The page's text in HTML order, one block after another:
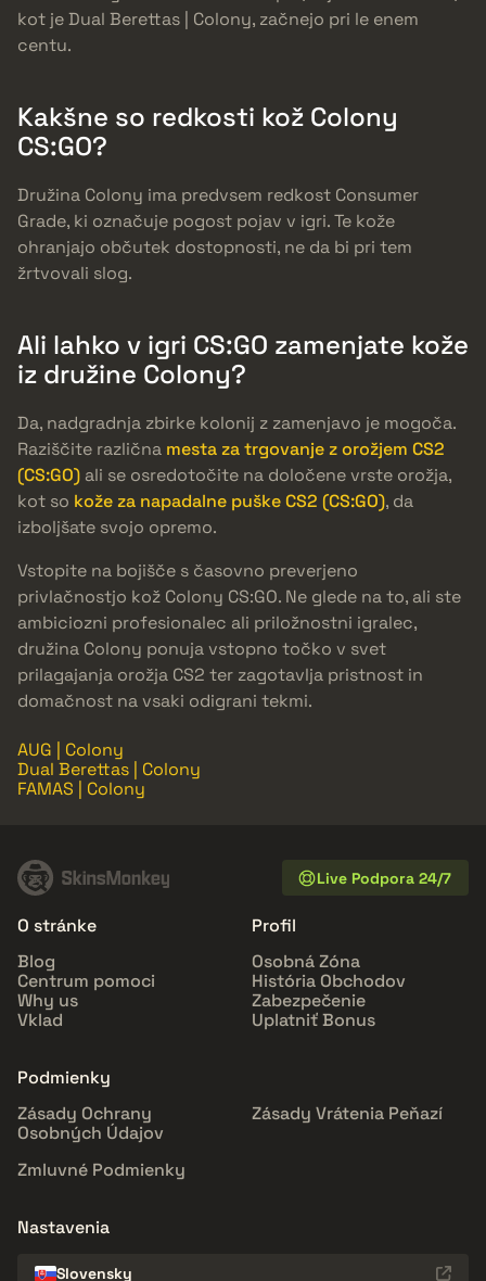
kot je Dual Berettas | Colony, začnejo pri le enem
centu.
Kakšne so redkosti kož Colony
CS:GO?
Družina Colony ima predvsem redkost Consumer
Grade, ki označuje pogost pojav v igri. Te kože
ohranjajo občutek dostopnosti, ne da bi pri tem
žrtvovali slog.
Ali lahko v igri CS:GO zamenjate kože
iz družine Colony?
Da, nadgradnja zbirke kolonij z zamenjavo je mogoča.
Raziščite različna mesta za trgovanje z orožjem CS2
(CS:GO) ali se osredotočite na določene vrste orožja,
kot so kože za napadalne puške CS2 (CS:GO), da
izboljšate svojo opremo.
Vstopite na bojišče s časovno preverjeno
privlačnostjo kož Colony CS:GO. Ne glede na to, ali ste
ambiciozni profesionalec ali priložnostni igralec,
družina Colony ponuja vstopno točko v svet
prilagajanja orožja CS2 ter zagotavlja pristnost in
domačnost na vsaki odigrani tekmi.
AUG | Colony
Dual Berettas | Colony
FAMAS | Colony
Live Podpora 24/7
O stránke
Blog
Centrum pomoci
Why us
Vklad
Profil
Osobná Zóna
História Obchodov
Zabezpečenie
Uplatniť Bonus
Podmienky
Zásady Ochrany
Osobných Údajov
Zásady Vrátenia Peňazí
Zmluvné Podmienky
Nastavenia
Slovensky